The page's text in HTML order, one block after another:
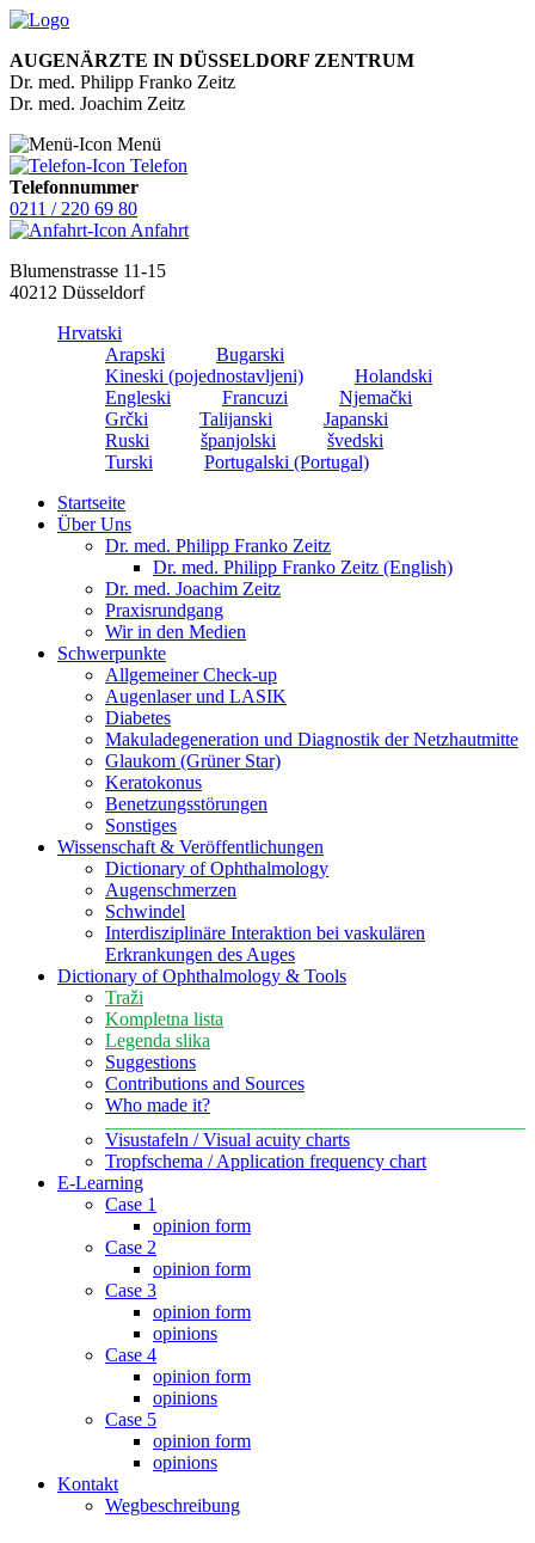
AUGENÄRZTE IN DÜSSELDORF ZENTRUM
Dr. med. Philipp Franko Zeitz
Dr. med. Joachim Zeitz
Menü
Telefon
Telefonnummer
0211 / 220 69 80
Anfahrt
Blumenstrasse 11-15
40212 Düsseldorf
Hrvatski
Arapski
Bugarski
Kineski (pojednostavljeni)
Holandski
Engleski
Francuzi
Njemački
Grčki
Talijanski
Japanski
Ruski
španjolski
švedski
Turski
Portugalski (Portugal)
Startseite
Über Uns
Dr. med. Philipp Franko Zeitz
Dr. med. Philipp Franko Zeitz (English)
Dr. med. Joachim Zeitz
Praxisrundgang
Wir in den Medien
Schwerpunkte
Allgemeiner Check-up
Augenlaser und LASIK
Diabetes
Makuladegeneration und Diagnostik der Netzhautmitte
Glaukom (Grüner Star)
Keratokonus
Benetzungsstörungen
Sonstiges
Wissenschaft & Veröffentlichungen
Dictionary of Ophthalmology
Augenschmerzen
Schwindel
Interdisziplinäre Interaktion bei vaskulären
Erkrankungen des Auges
Dictionary of Ophthalmology & Tools
Traži
Kompletna lista
Legenda slika
Suggestions
Contributions and Sources
Who made it?
Visustafeln / Visual acuity charts
Tropfschema / Application frequency chart
E-Learning
Case 1
opinion form
Case 2
opinion form
Case 3
opinion form
opinions
Case 4
opinion form
opinions
Case 5
opinion form
opinions
Kontakt
Wegbeschreibung